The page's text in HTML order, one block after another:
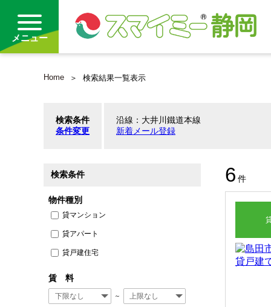
メニュー
沿線から探す(借りる)
沿線から探す(買う)
通勤・通学時間から探す(借りる)
Home 検索結果一覧表示
検索条件
条件変更
沿線：大井川鐵道本線
新着メール登録
検索条件
物件種別
貸マンション
貸アパート
貸戸建住宅
賃 料
～
6 件